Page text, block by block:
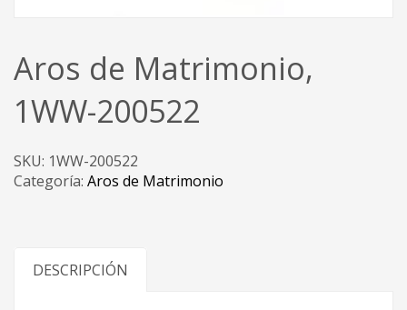
Aros de Matrimonio,
1WW-200522
SKU: 1WW-200522
Categoría: Aros de Matrimonio
DESCRIPCIÓN